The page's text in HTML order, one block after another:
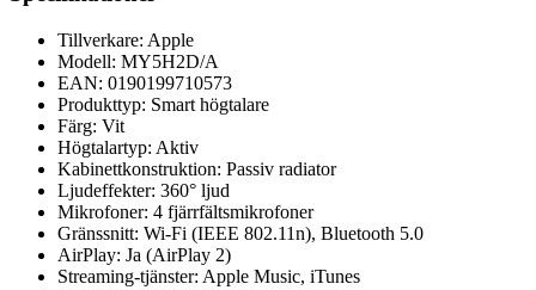
Tillverkare: Apple
Modell: MY5H2D/A
EAN: 0190199710573
Produkttyp: Smart högtalare
Färg: Vit
Högtalartyp: Aktiv
Kabinettkonstruktion: Passiv radiator
Ljudeffekter: 360° ljud
Mikrofoner: 4 fjärrfältsmikrofoner
Gränssnitt: Wi-Fi (IEEE 802.11n), Bluetooth 5.0
AirPlay: Ja (AirPlay 2)
Streaming-tjänster: Apple Music, iTunes